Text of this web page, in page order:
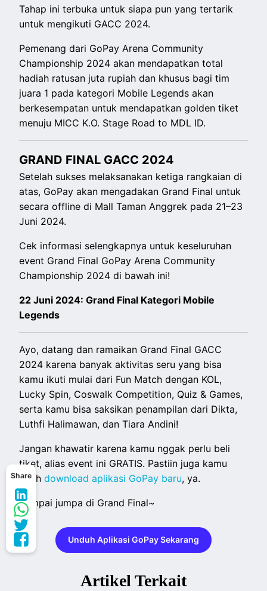
Share
Tahap ini terbuka untuk siapa pun yang tertarik
untuk mengikuti GACC 2024.
Pemenang dari GoPay Arena Community
Championship 2024 akan mendapatkan total
hadiah ratusan juta rupiah dan khusus bagi tim
juara 1 pada kategori Mobile Legends akan
berkesempatan untuk mendapatkan golden tiket
menuju MICC K.O. Stage Road to MDL ID.
GRAND FINAL GACC 2024
Setelah sukses melaksanakan ketiga rangkaian di
atas, GoPay akan mengadakan Grand Final untuk
secara offline di Mall Taman Anggrek pada 21–23
Juni 2024.
Cek informasi selengkapnya untuk keseluruhan
event Grand Final GoPay Arena Community
Championship 2024 di bawah ini!
22 Juni 2024: Grand Final Kategori Mobile
Legends
Ayo, datang dan ramaikan Grand Final GACC
2024 karena banyak aktivitas seru yang bisa
kamu ikuti mulai dari Fun Match dengan KOL,
Lucky Spin, Coswalk Competition, Quiz & Games,
serta kamu bisa saksikan penampilan dari Dikta,
Luthfi Halimawan, dan Tiara Andini!
Jangan khawatir karena kamu nggak perlu beli
tiket, alias event ini GRATIS. Pastiin juga kamu
udahdownload aplikasi GoPay baru, ya.
Sampai jumpa di Grand Final~
Unduh Aplikasi GoPay Sekarang
Artikel Terkait